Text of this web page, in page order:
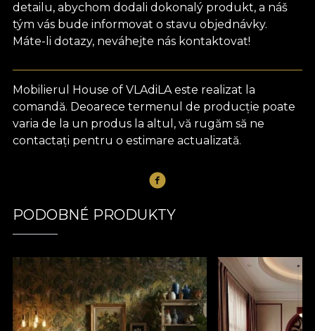
detailu, abychom dodali dokonalý produkt, a náš
tým vás bude informovat o stavu objednávky.
Máte-li dotazy, neváhejte nás kontaktovat!
Mobilierul House of VLAdiLA este realizat la
comandă. Deoarece termenul de producție poate
varia de la un produs la altul, vă rugăm să ne
contactați pentru o estimare actualizată.
PODOBNÉ PRODUKTY